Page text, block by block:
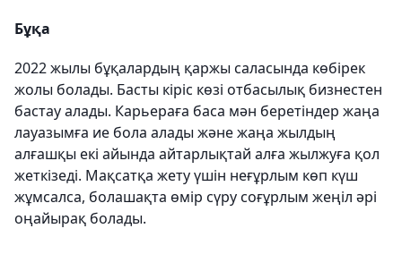
Бұқа
2022 жылы бұқалардың қаржы саласында көбірек
жолы болады. Басты кіріс көзі отбасылық бизнестен
бастау алады. Карьераға баса мән беретіндер жаңа
лауазымға ие бола алады және жаңа жылдың
алғашқы екі айында айтарлықтай алға жылжуға қол
жеткізеді. Мақсатқа жету үшін неғұрлым көп күш
жұмсалса, болашақта өмір сүру соғұрлым жеңіл әрі
оңайырақ болады.